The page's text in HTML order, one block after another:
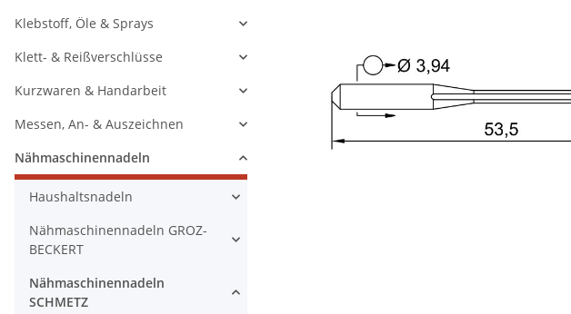
Klebstoff, Öle & Sprays
Klett- & Reißverschlüsse
Kurzwaren & Handarbeit
Messen, An- & Auszeichnen
Nähmaschinennadeln
Haushaltsnadeln
Nähmaschinennadeln GROZ-
BECKERT
Nähmaschinennadeln
SCHMETZ